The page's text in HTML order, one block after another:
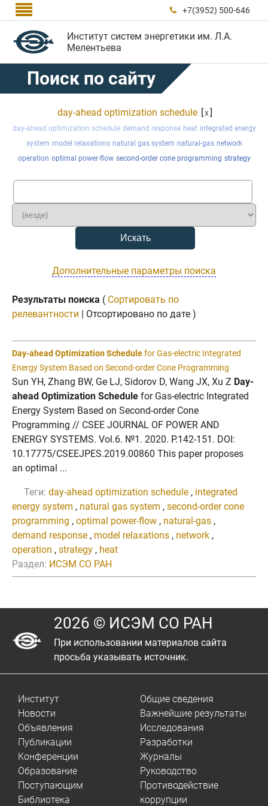
  +7(3952) 500-646
Институт систем энергетики им. Л.А.
Мелентьева
Поиск по сайту
day-ahead optimization schedule [x]
day-ahead optimization schedule demand response heat integrated energy
system model relaxations natural gas system natural-gas network
operation optimal power-flow second-order cone programming strategy
Дополнительные параметры поиска
Результаты поиска ( Сортировать по
релевантности | Отсортировано по дате )
Day-ahead Optimization Schedulefor Gas-electric Integrated
Energy System Based on Second-order Cone Programming
Sun YH, Zhang BW, Ge LJ, Sidorov D, Wang JX, Xu Z Day-
ahead Optimization Schedule for Gas-electric Integrated
Energy System Based on Second-order Cone
Programming // CSEE JOURNAL OF POWER AND
ENERGY SYSTEMS. Vol.6. №1. 2020. P.142-151. DOI:
10.17775/CSEEJPES.2019.00860 This paper proposes
an optimal ...
Теги: day-ahead optimization schedule , integrated
energy system , natural gas system , second-order cone
programming , optimal power-flow , natural-gas ,
demand response , model relaxations , network ,
operation , strategy , heat
Раздел: ИСЭМ СО РАН
2026 © ИСЭМ СО РАН
При использовании материалов сайта
просьба указывать источник.
Институт
Новости
Объявления
Публикации
Конференции
Образование
Поступающим
Библиотека
Общие сведения
Важнейшие результаты
Исследования
Разработки
Журналы
Руководство
Противодействие
коррупции